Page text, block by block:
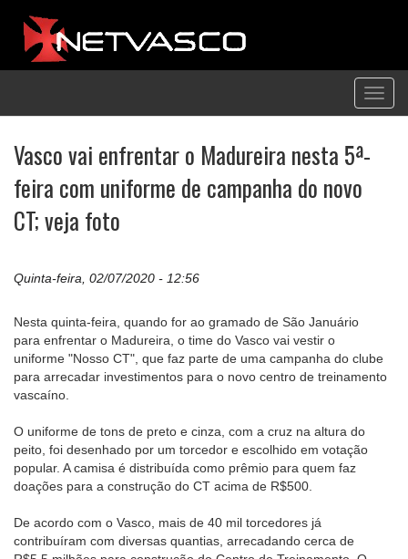
Vasco vai enfrentar o Madureira nesta 5ª-
feira com uniforme de campanha do novo
CT; veja foto
Quinta-feira, 02/07/2020 - 12:56
Nesta quinta-feira, quando for ao gramado de São Januário
para enfrentar o Madureira, o time do Vasco vai vestir o
uniforme "Nosso CT", que faz parte de uma campanha do clube
para arrecadar investimentos para o novo centro de treinamento
vascaíno.
O uniforme de tons de preto e cinza, com a cruz na altura do
peito, foi desenhado por um torcedor e escolhido em votação
popular. A camisa é distribuída como prêmio para quem faz
doações para a construção do CT acima de R$500.
De acordo com o Vasco, mais de 40 mil torcedores já
contribuíram com diversas quantias, arrecadando cerca de